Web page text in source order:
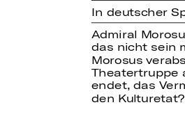
In deutscher
Admiral
das nicht sein
Morosus
Theatertruppe
endet, das
den